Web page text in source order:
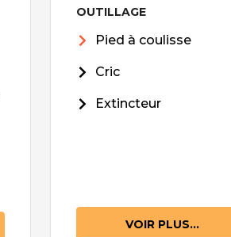
OUTILLAGE
Pied à coulisse
Cric
Extincteur
VOIR PLUS...